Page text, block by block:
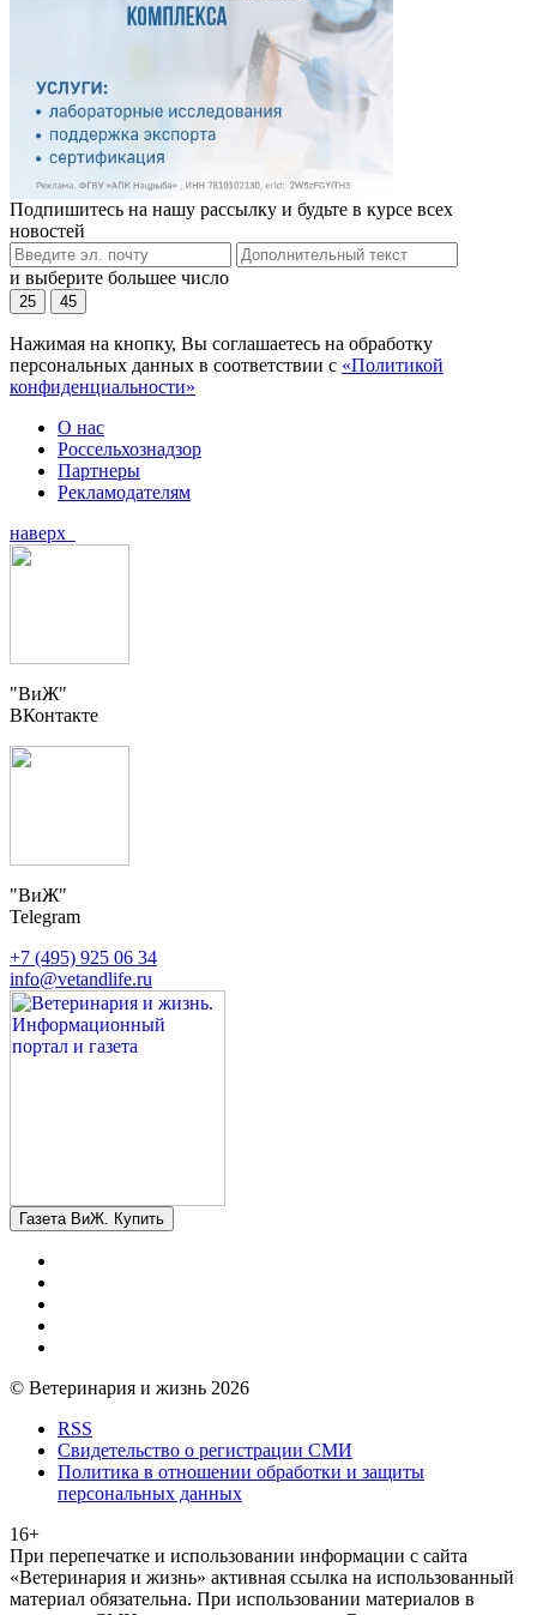
Подпишитесь на нашу рассылку и будьте в курсе всех
новостей
и выберите большее число
25 45
Нажимая на кнопку, Вы соглашаетесь на обработку
персональных данных в соответствии с «Политикой
конфиденциальности»
О нас
Россельхознадзор
Партнеры
Рекламодателям
наверх
"ВиЖ"
ВКонтакте
"ВиЖ"
Telegram
+7 (495) 925 06 34
info@vetandlife.ru
Газета ВиЖ. Купить
© Ветеринария и жизнь 2026
RSS
Свидетельство о регистрации СМИ
Политика в отношении обработки и защиты
персональных данных
16+
При перепечатке и использовании информации с сайта
«Ветеринария и жизнь» активная ссылка на использованный
материал обязательна. При использовании материалов в